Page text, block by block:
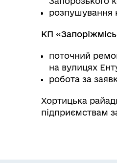
розпушування
КП
поточний
на вулицях
робота за
Хортицька
підприємствам